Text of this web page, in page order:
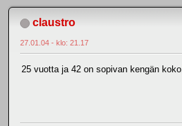
claustro
27.01.04 - klo: 21.17
25 vuotta ja 42 on sopivan kengän koko.